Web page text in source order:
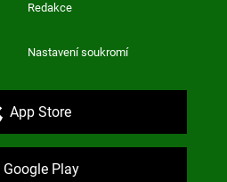
Redakce
Nastavení soukromí
App Store
Google Play